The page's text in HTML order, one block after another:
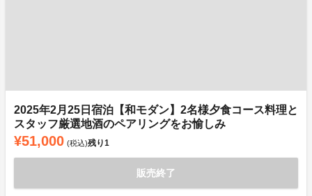
2025年2月25日宿泊【和モダン】2名様夕食コース料理と
スタッフ厳選地酒のペアリングをお愉しみ
¥51,000 (税込)残り1
販売終了